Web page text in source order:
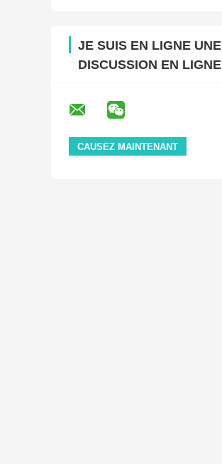
JE SUIS EN LIGNE UNE
DISCUSSION EN LIGNE